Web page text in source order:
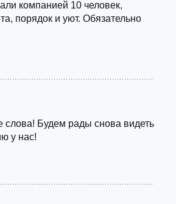
компанией 10 человек,
порядок и уют. Обязательно
Будем рады снова видеть
у нас!